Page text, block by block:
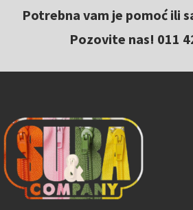
Potrebna vam je pomoć ili
Pozovite nas! 011